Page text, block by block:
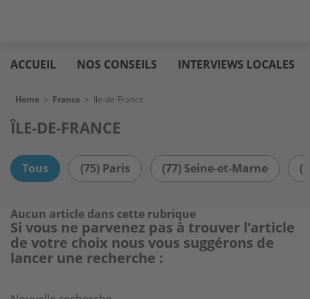
main
immo
ACCUEIL NOS CONSEILS INTERVIEWS LOCALES
Breadcrumb
Home > France > Île-de-France
ÎLE-DE-FRANCE
Tous (75) Paris (77) Seine-et-Marne
Aucun article dans cette rubrique
Si vous ne parvenez pas à trouver l’article
de votre choix nous vous suggérons de
lancer une recherche :